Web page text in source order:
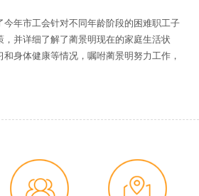
年市工会针对不同年龄阶段的困难职工子
并详细了解了蔺景明现在的家庭生活状
身体健康等情况，嘱咐蔺景明努力工作，